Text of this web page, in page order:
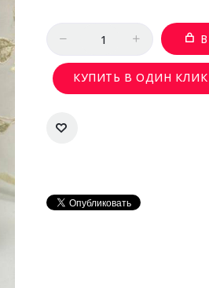
КУПИТЬ В ОДИН КЛИК